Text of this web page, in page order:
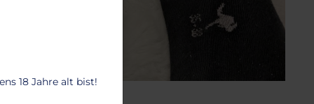
18 Jahre alt bist!